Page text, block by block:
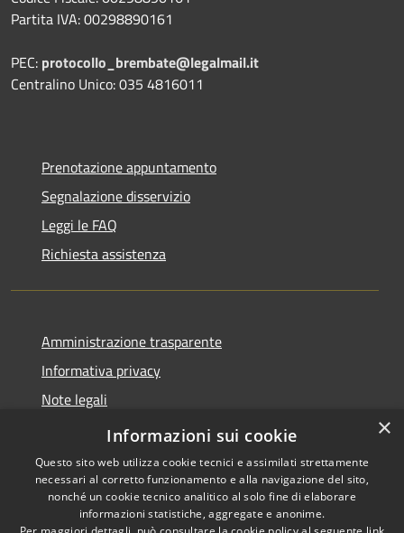
Partita IVA: 00298890161
PEC: protocollo_brembate@legalmail.it
Centralino Unico: 035 4816011
Prenotazione appuntamento
Segnalazione disservizio
Leggi le FAQ
Richiesta assistenza
Amministrazione trasparente
Informativa privacy
Note legali
Dichiarazione di accessibilità
Copyright © 2026 • Comune di
×
Informazioni sui cookie
Questo sito web utilizza cookie tecnici e assimilati strettamente
necessari al corretto funzionamento e alla navigazione del sito,
nonché un cookie tecnico analitico al solo fine di elaborare
informazioni statistiche, aggregate e anonime.